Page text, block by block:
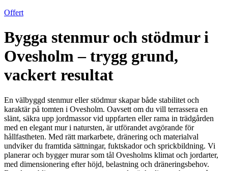
Offert
Bygga stenmur och stödmur i
Ovesholm – trygg grund,
vackert resultat
En välbyggd stenmur eller stödmur skapar både stabilitet och
karaktär på tomten i Ovesholm. Oavsett om du vill terrassera en
slänt, säkra upp jordmassor vid uppfarten eller rama in trädgården
med en elegant mur i natursten, är utförandet avgörande för
hållfastheten. Med rätt markarbete, dränering och materialval
undviker du framtida sättningar, fuktskador och sprickbildning. Vi
planerar och bygger murar som tål Ovesholms klimat och jordarter,
med dimensionering efter höjd, belastning och dräneringsbehov.